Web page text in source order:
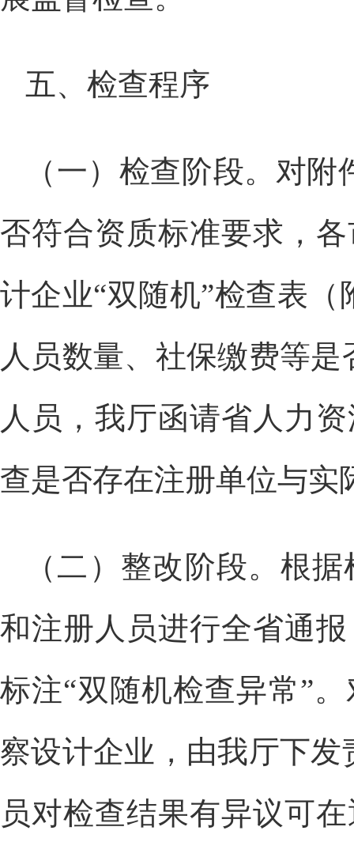
五、检查程序
（一）检查阶段。对
否符合资质标准要求，
计企业“双随机”检查表
人员数量、社保缴费等
人员，我厅函请省人力
查是否存在注册单位与实
（二）整改阶段。根
和注册人员进行全省通
标注“双随机检查异常”
察设计企业，由我厅下
员对检查结果有异议可